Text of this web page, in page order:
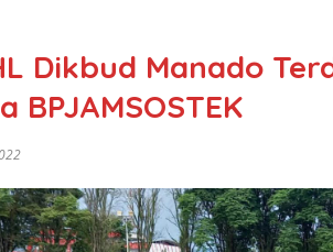
Dikbud Manado
BPJAMSOSTEK